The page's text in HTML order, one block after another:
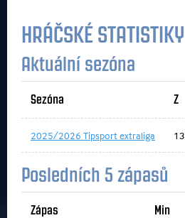
HRÁČSKÉ STATISTIKY
Aktuální sezóna
Sezóna Z
2025/2026 Tipsport extraliga 13
Posledních 5 zápasů
Zápas Min